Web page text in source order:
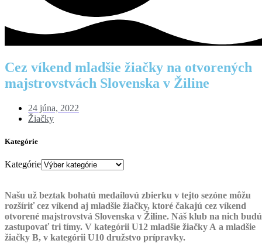
Cez víkend mladšie žiačky na otvorených
majstrovstvách Slovenska v Žiline
24 júna, 2022
Žiačky
Kategórie
Kategórie
Našu už beztak bohatú medailovú zbierku v tejto sezóne môžu
rozšíriť cez víkend aj mladšie žiačky, ktoré čakajú cez víkend
otvorené majstrovstvá Slovenska v Žiline. Náš klub na nich budú
zastupovať tri tímy. V kategórii U12 mladšie žiačky A a mladšie
žiačky B, v kategórii U10 družstvo prípravky.